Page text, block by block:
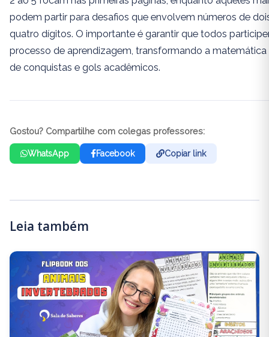
podem partir para desafios que envolvem números de
quatro dígitos. O importante é garantir que todos
processo de aprendizagem, transformando a
de conquistas e gols acadêmicos.
Gostou? Compartilhe com colegas professores:
WhatsApp Facebook Copiar link
Leia também